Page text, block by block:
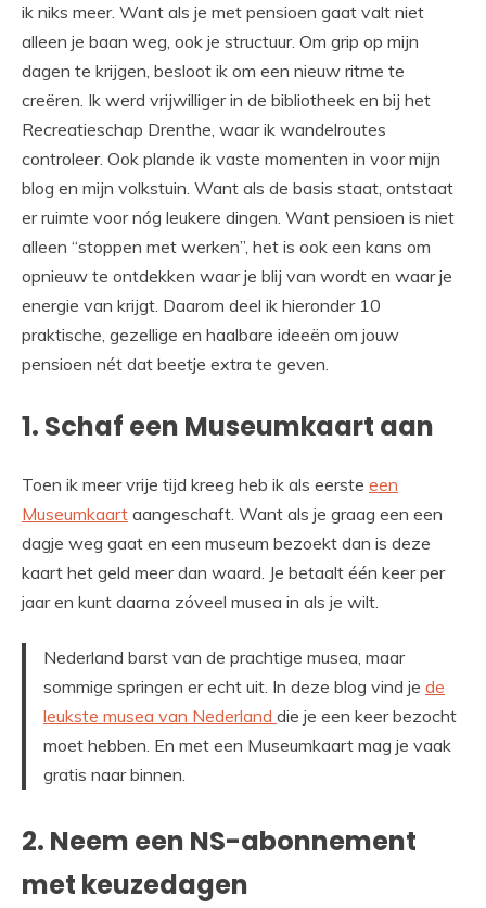
ik niks meer. Want als je met pensioen gaat valt niet
alleen je baan weg, ook je structuur. Om grip op mijn
dagen te krijgen, besloot ik om een nieuw ritme te
creëren. Ik werd vrijwilliger in de bibliotheek en bij het
Recreatieschap Drenthe, waar ik wandelroutes
controleer. Ook plande ik vaste momenten in voor mijn
blog en mijn volkstuin. Want als de basis staat, ontstaat
er ruimte voor nóg leukere dingen. Want pensioen is niet
alleen “stoppen met werken”, het is ook een kans om
opnieuw te ontdekken waar je blij van wordt en waar je
energie van krijgt. Daarom deel ik hieronder 10
praktische, gezellige en haalbare ideeën om jouw
pensioen nét dat beetje extra te geven.
1. Schaf een Museumkaart aan
Toen ik meer vrije tijd kreeg heb ik als eerste een
Museumkaart aangeschaft. Want als je graag een een
dagje weg gaat en een museum bezoekt dan is deze
kaart het geld meer dan waard. Je betaalt één keer per
jaar en kunt daarna zóveel musea in als je wilt.
Nederland barst van de prachtige musea, maar
sommige springen er echt uit. In deze blog vind je de
leukste musea van Nederland die je een keer bezocht
moet hebben. En met een Museumkaart mag je vaak
gratis naar binnen.
2. Neem een NS-abonnement
met keuzedagen